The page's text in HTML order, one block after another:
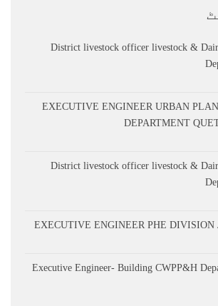
District livestock officer livestock &
EXECUTIVE ENGINEER URBAN
DEPARTMENT
District livestock officer livestock &
EXECUTIVE ENGINEER PHE DIVISION
Executive Engineer- Building CWPP&H